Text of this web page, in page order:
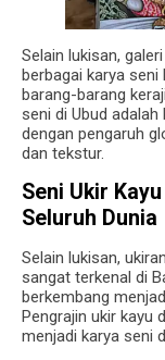
Selain lukisan,
berbagai karya seni
barang-barang
seni di Ubud
dengan pengaruh
dan tekstur.
Seni Ukir
Seluruh Dunia
Selain lukisan,
sangat terkenal di
berkembang
Pengrajin ukir kayu
menjadi karya seni